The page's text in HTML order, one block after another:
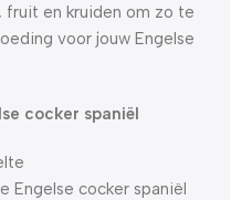
en kruiden om zo te
voor jouw Engelse
cocker spaniël
Engelse cocker spaniël